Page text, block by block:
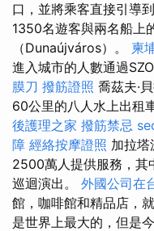
口，並將乘客直接引導
1350名遊客與兩名船上
（Dunaújváros）。 柬
進入城市的人數通過
膜刀 撥筋證照 喬茲夫·
60公里的八人水上出租
後護理之家 撥筋禁忌
障 經絡按摩證照 加拉
2500萬人提供服務，其
巡迴演出。 外國公司在
館，咖啡館和精品店，
是世界上最大的，但是